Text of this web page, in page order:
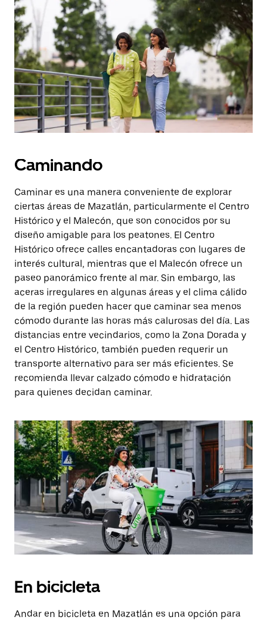
Caminando
Caminar es una manera conveniente de explorar
ciertas áreas de Mazatlán, particularmente el Centro
Histórico y el Malecón, que son conocidos por su
diseño amigable para los peatones. El Centro
Histórico ofrece calles encantadoras con lugares de
interés cultural, mientras que el Malecón ofrece un
paseo panorámico frente al mar. Sin embargo, las
aceras irregulares en algunas áreas y el clima cálido
de la región pueden hacer que caminar sea menos
cómodo durante las horas más calurosas del día. Las
distancias entre vecindarios, como la Zona Dorada y
el Centro Histórico, también pueden requerir un
transporte alternativo para ser más eficientes. Se
recomienda llevar calzado cómodo e hidratación
para quienes decidan caminar.
En bicicleta
Andar en bicicleta en Mazatlán es una opción para